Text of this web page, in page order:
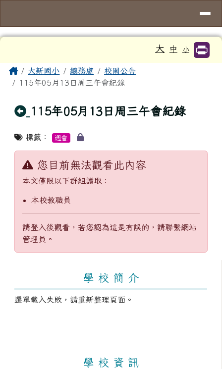
大 中 小
主內容區域
Home大新國小 總務處
校園公告
115年05月13日周三午會紀錄
回上頁
115年05月13日周三午會紀錄
標籤： 週會
您目前無法觀看此內容
本文僅限以下群組讀取：
本校教職員
請登入後觀看，若您認為這是有誤的，請聯繫網站
管理員。
學 校 簡 介
選單載入失敗，請重新整理頁面。
學 校 資 訊
頁尾區域